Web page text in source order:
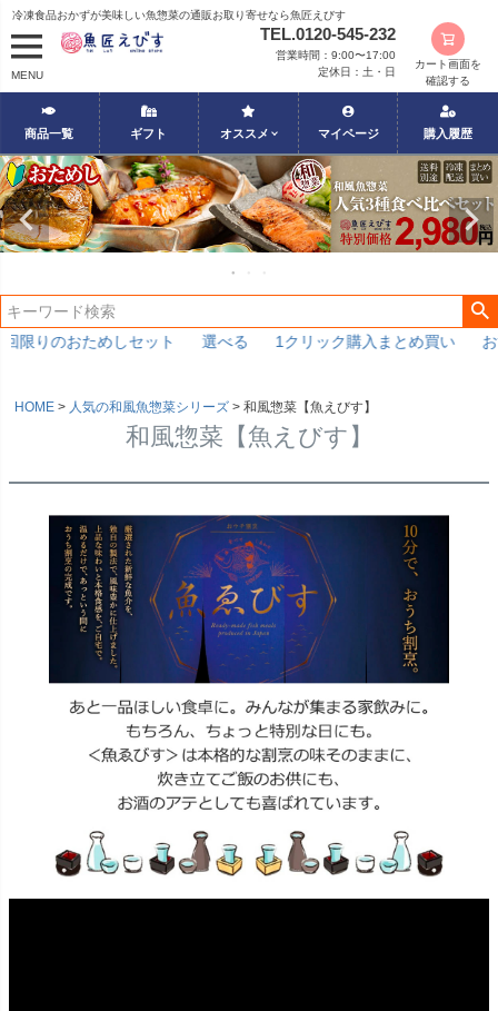
冷凍食品おかずが美味しい魚惣菜の通販お取り寄せなら魚匠えびす
MENU
TEL.0120-545-232
営業時間：9:00〜17:00
定休日：土・日
カート画面を
確認する
商品一覧 ギフト オススメ マイページ 購入履歴
りのおためしセット 選べる 1クリック購入まとめ買い お世
HOME 人気の和風魚惣菜シリーズ 和風惣菜【魚えびす】
和風惣菜【魚えびす】